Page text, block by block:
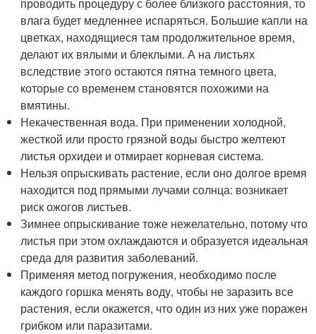
влага будет медленнее испаряться. Большие капли на
цветках, находящиеся там продолжительное время,
делают их вялыми и блеклыми. А на листьях
вследствие этого остаются пятна темного цвета,
которые со временем становятся похожими на
вмятины.
Некачественная вода. При применении холодной,
жесткой или просто грязной воды быстро желтеют
листья орхидеи и отмирает корневая система.
Нельзя опрыскивать растение, если оно долгое время
находится под прямыми лучами солнца: возникает
риск ожогов листьев.
Зимнее опрыскивание тоже нежелательно, потому что
листья при этом охлаждаются и образуется идеальная
среда для развития заболеваний.
Применяя метод погружения, необходимо после
каждого горшка менять воду, чтобы не заразить все
растения, если окажется, что один из них уже поражен
грибком или паразитами.